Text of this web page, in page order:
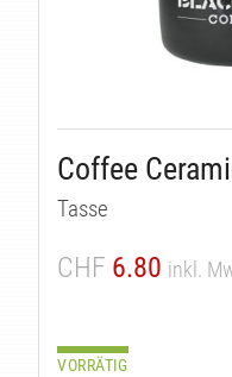
Coffee
Tasse
CHF 6.80 inkl.
VORRÄTIG